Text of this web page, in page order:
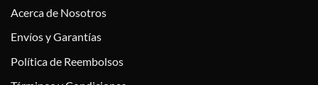
Acerca de Nosotros
Envíos y Garantías
Política de Reembolsos